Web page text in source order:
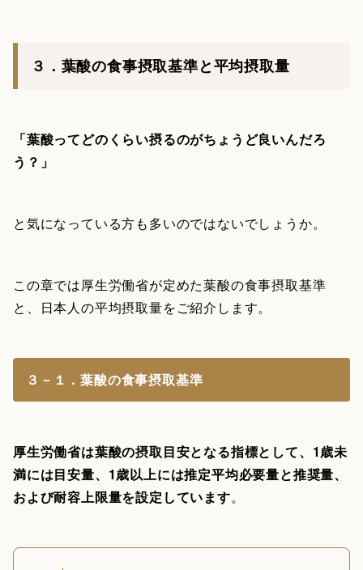
３．葉酸の食事摂取基準と平均摂取量
「葉酸ってどのくらい摂るのがちょうど良いんだろ
う？」
と気になっている方も多いのではないでしょうか。
この章では厚生労働省が定めた葉酸の食事摂取基準
と、日本人の平均摂取量をご紹介します。
３－１．葉酸の食事摂取基準
厚生労働省は葉酸の摂取目安となる指標として、1歳未
満には目安量、1歳以上には推定平均必要量と推奨量、
および耐容上限量を設定しています。